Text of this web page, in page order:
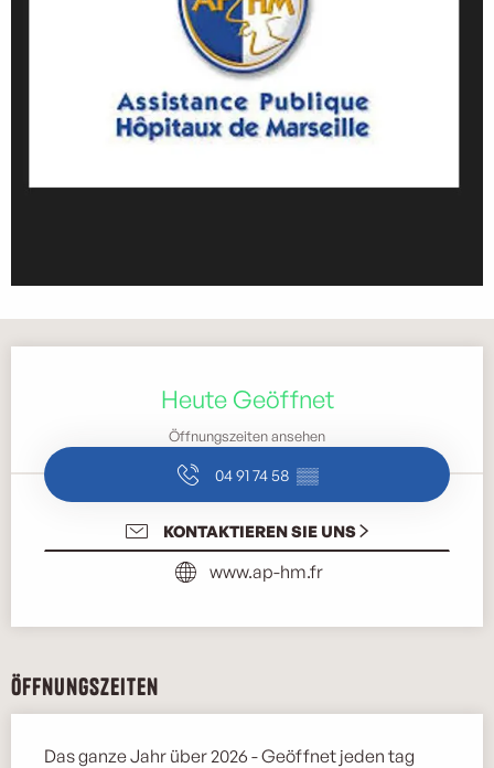
Heute Geöffnet
Öffnungszeiten ansehen
04 91 74 58 ▒▒
KONTAKTIEREN SIE UNS
www.ap-hm.fr
Öffnungszeiten
Das ganze Jahr über 2026 - Geöffnet jeden tag